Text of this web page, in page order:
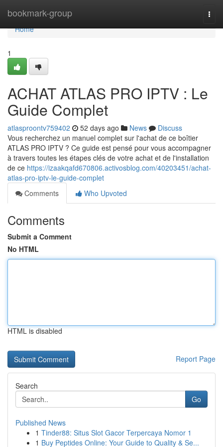
bookmark-group
Home
Home
1
ACHAT ATLAS PRO IPTV : Le
Guide Complet
atlasproontv759402 52 days ago News
Discuss
Vous recherchez un manuel complet sur l'achat de ce boîtier
ATLAS PRO IPTV ? Ce guide est pensé pour vous accompagner
à travers toutes les étapes clés de votre achat et de l'installation
de ce https://izaakqafd670806.activosblog.com/40203451/achat-
atlas-pro-iptv-le-guide-complet
Comments
Who Upvoted
Comments
Submit a Comment
No HTML
HTML is disabled
Report Page
Search
Go
Published News
1 Tinder88: Situs Slot Gacor Terpercaya Nomor 1
1 Buy Peptides Online: Your Guide to Quality & Se...